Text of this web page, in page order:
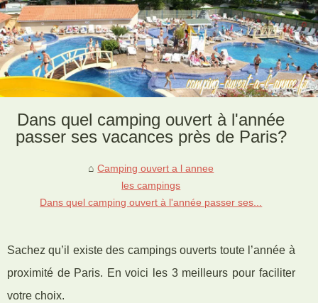
Dans quel camping ouvert à l'année
passer ses vacances près de Paris?
Camping ouvert a l annee
les campings
Dans quel camping ouvert à l'année passer ses...
Sachez qu’il existe des campings ouverts toute l’année à
proximité de Paris. En voici les 3 meilleurs pour faciliter
votre choix.